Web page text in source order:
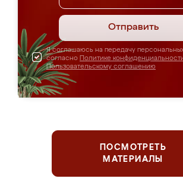
Отправить
Я соглашаюсь на передачу
согласно Политике
Пользовательскому соглашению
ПОСМОТРЕТЬ
МАТЕРИАЛЫ